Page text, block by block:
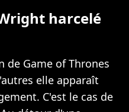
harcelé
de Game of Thrones
elle apparaît
C'est le cas de